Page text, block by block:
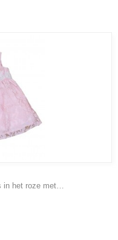
in het roze met…